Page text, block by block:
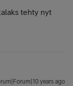
tehty nyt
years ago